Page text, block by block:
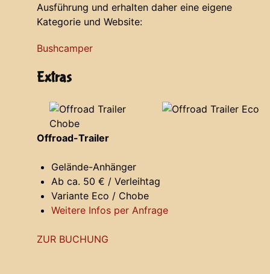
Ausführung und erhalten daher eine eigene
Kategorie und Website:
Bushcamper
Extras
Offroad-Trailer
Gelände-Anhänger
Ab ca. 50 € / Verleihtag
Variante Eco / Chobe
Weitere Infos per Anfrage
ZUR BUCHUNG